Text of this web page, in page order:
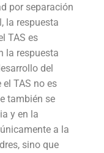
por separación
la respuesta
TAS es
la respuesta
del
TAS no es
también se
y en la
a la
sino que